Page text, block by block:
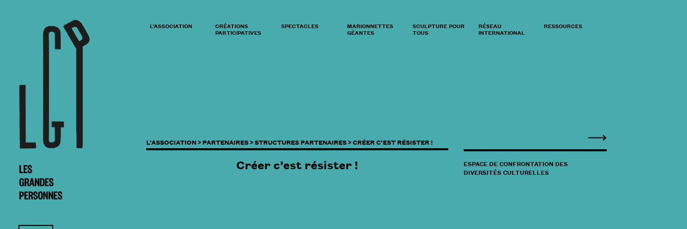
L’ASSOCIATION CRÉATIONS
PARTICIPATIVES
SPECTACLES MARIONNETTES
GÉANTES
SCULPTURE POUR
TOUS
RÉSEAU
INTERNATIONAL
RESSOURCES
L’ASSOCIATION > PARTENAIRES >STRUCTURES PARTENAIRES >CRÉER C’EST RÉSISTER !
Créer c’est résister !
ESPACE DE CONFRONTATION DES
DIVERSITÉS CULTURELLES